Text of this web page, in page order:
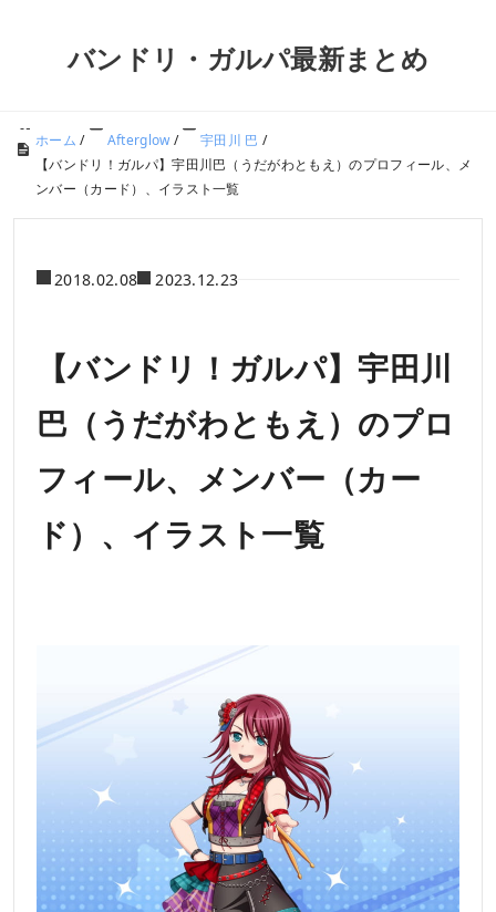
バンドリ・ガルパ最新まとめ
ホーム / Afterglow/ 宇田川 巴 /
【バンドリ！ガルパ】宇田川巴（うだがわともえ）のプロフィール、メ
ンバー（カード）、イラスト一覧
2018.02.08 2023.12.23
【バンドリ！ガルパ】宇田川
巴（うだがわともえ）のプロ
フィール、メンバー（カー
ド）、イラスト一覧